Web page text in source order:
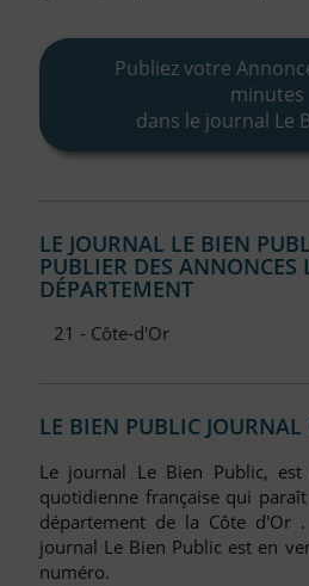
Publiez votre
minutes
dans le journal Le
LE JOURNAL LE BIEN
PUBLIER DES ANNONCES
DÉPARTEMENT
21 - Côte-d'Or
LE BIEN PUBLIC JOURNAL
Le journal Le Bien Public,
quotidienne française qui
département de la Côte d'Or
journal Le Bien Public est en
numéro.